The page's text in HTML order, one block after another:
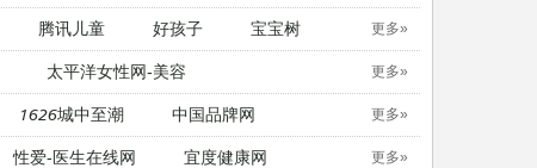
腾讯儿童 好孩子 宝宝树 更多»
太平洋女性网-美容 更多»
1626城中至潮 中国品牌网 更多»
性爱-医生在线网 宜度健康网 更多»